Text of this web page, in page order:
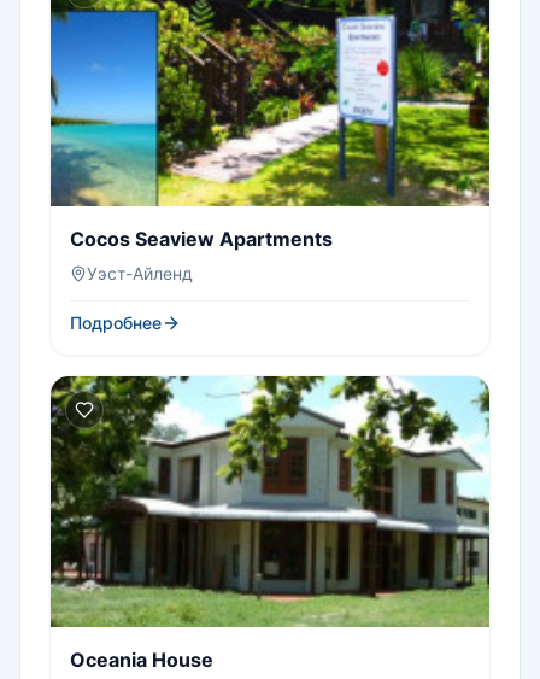
Cocos Seaview Apartments
Уэст-Айленд
Подробнее
Oceania House